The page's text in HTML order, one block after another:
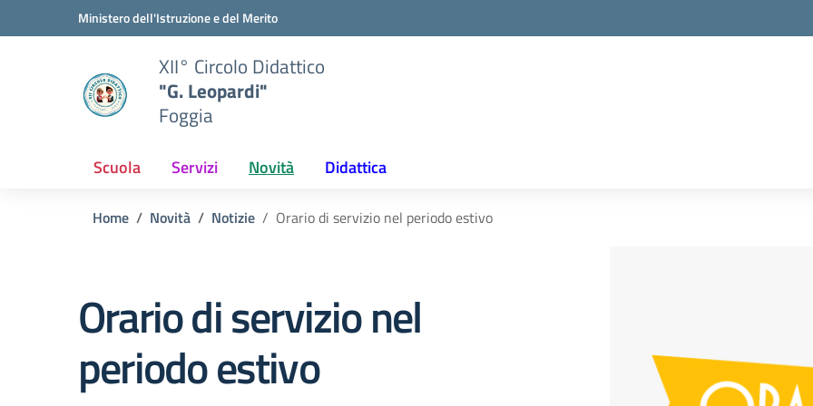
Vai ai contenuti
Vai al menu di navigazioneMinistero dell'Istruzione e del Merito
XII° Circolo Didattico
"G. Leopardi"
Foggia
Scuola Servizi Novità Didattica
Home Novità Notizie Orario di servizio nel periodo estivo
Orario di servizio nel
periodo estivo